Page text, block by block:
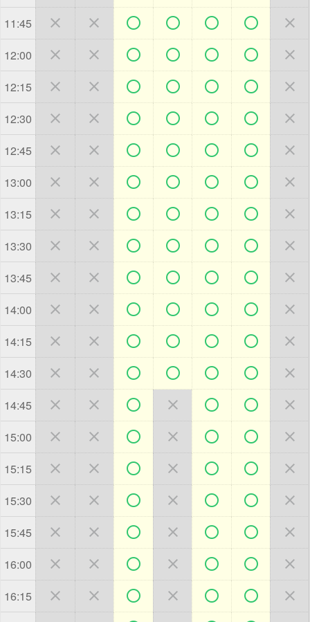
11:45       
12:00       
12:15       
12:30       
12:45       
13:00       
13:15       
13:30       
13:45       
14:00       
14:15       
14:30       
14:45       
15:00       
15:15       
15:30       
15:45       
16:00       
16:15       